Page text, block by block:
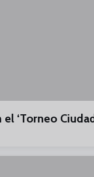
‘Torneo